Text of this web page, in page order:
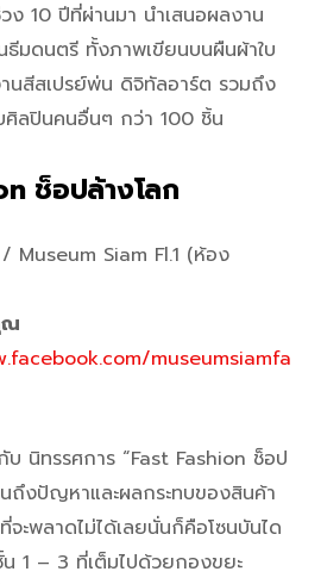
ง 10 ปีที่ผ่านมา นำเสนอผลงาน
ธีมดนตรี ทั้งภาพเขียนบนผืนผ้าใบ
สีสเปรย์พ่น ดิจิทัลอาร์ต รวมถึง
ศิลปินคนอื่นๆ กว่า 100 ชิ้น
ช็อปล้างโลก
Siam Fl.1 (ห้อง
ณ
museumsiamfa
นิทรรศการ “Fast Fashion ช็อป
นถึงปัญหาและผลกระทบของสินค้า
ะพลาดไม่ได้เลยนั่นก็คือโซนบันได
1 – 3 ที่เต็มไปด้วยกองขยะ